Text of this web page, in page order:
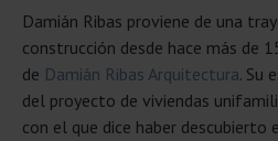
Damián Ribas proviene de una
construcción desde hace más de
de Damián Ribas Arquitectura. Su
del proyecto de viviendas
con el que dice haber